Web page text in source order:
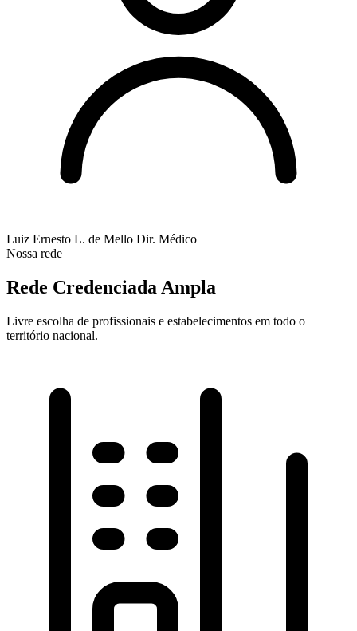
Luiz Ernesto L. de Mello Dir. Médico
Nossa rede
Rede Credenciada Ampla
Livre escolha de profissionais e estabelecimentos em todo o
território nacional.